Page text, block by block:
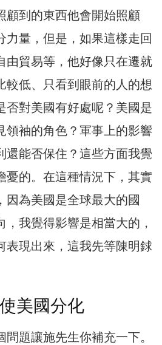
顧到的東西他會開始照顧
力量，但是，如果這樣走回
由貿易等，他好像只在遷就
較低、只看到眼前的人的想
否對美國有好處呢？美國是
領袖的角色？軍事上的影響
還能否保住？這些方面我覺
憂的。在這種情況下，其實
因為美國是全球最大的國
我覺得影響是相當大的，
表現出來，這我先等陳明銶
美國分化
問題讓施先生你補充一下。